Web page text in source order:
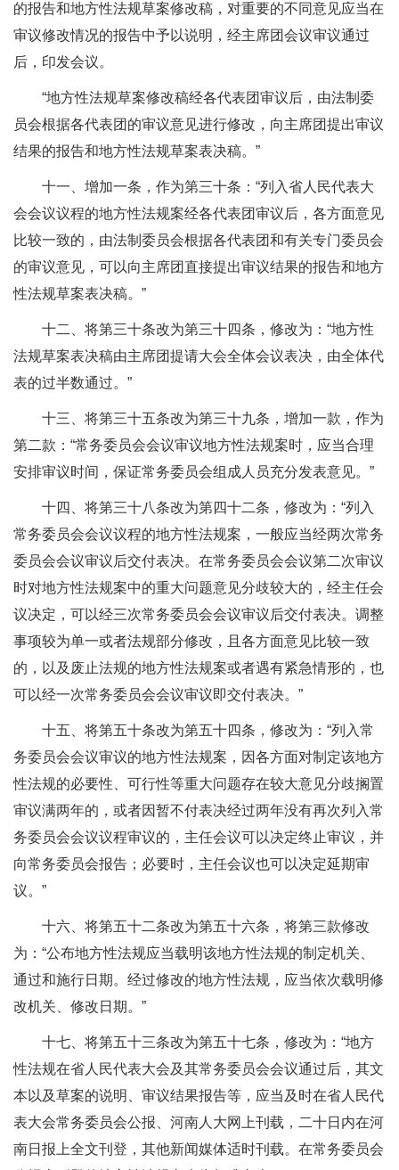
的报告和地方性法规草案修改稿，对重要的不同意见应当在
审议修改情况的报告中予以说明，经主席团会议审议通过
后，印发会议。
“地方性法规草案修改稿经各代表团审议后，由法制委
员会根据各代表团的审议意见进行修改，向主席团提出审议
结果的报告和地方性法规草案表决稿。”
十一、增加一条，作为第三十条：“列入省人民代表大
会会议议程的地方性法规案经各代表团审议后，各方面意见
比较一致的，由法制委员会根据各代表团和有关专门委员会
的审议意见，可以向主席团直接提出审议结果的报告和地方
性法规草案表决稿。”
十二、将第三十条改为第三十四条，修改为：“地方性
法规草案表决稿由主席团提请大会全体会议表决，由全体代
表的过半数通过。”
十三、将第三十五条改为第三十九条，增加一款，作为
第二款：“常务委员会会议审议地方性法规案时，应当合理
安排审议时间，保证常务委员会组成人员充分发表意见。”
十四、将第三十八条改为第四十二条，修改为：“列入
常务委员会会议议程的地方性法规案，一般应当经两次常务
委员会会议审议后交付表决。在常务委员会会议第二次审议
时对地方性法规案中的重大问题意见分歧较大的，经主任会
议决定，可以经三次常务委员会会议审议后交付表决。调整
事项较为单一或者法规部分修改，且各方面意见比较一致
的，以及废止法规的地方性法规案或者遇有紧急情形的，也
可以经一次常务委员会会议审议即交付表决。”
十五、将第五十条改为第五十四条，修改为：“列入常
务委员会会议审议的地方性法规案，因各方面对制定该地方
性法规的必要性、可行性等重大问题存在较大意见分歧搁置
审议满两年的，或者因暂不付表决经过两年没有再次列入常
务委员会会议议程审议的，主任会议可以决定终止审议，并
向常务委员会报告；必要时，主任会议也可以决定延期审
议。”
十六、将第五十二条改为第五十六条，将第三款修改
为：“公布地方性法规应当载明该地方性法规的制定机关、
通过和施行日期。经过修改的地方性法规，应当依次载明修
改机关、修改日期。”
十七、将第五十三条改为第五十七条，修改为：“地方
性法规在省人民代表大会及其常务委员会会议通过后，其文
本以及草案的说明、审议结果报告等，应当及时在省人民代
表大会常务委员会公报、河南人大网上刊载，二十日内在河
南日报上全文刊登，其他新闻媒体适时刊载。在常务委员会